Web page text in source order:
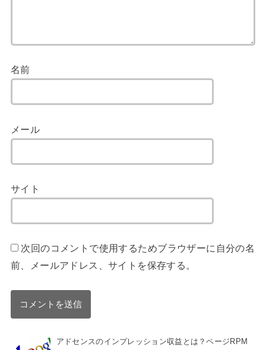
名前
メール
サイト
次回のコメントで使用するためブラウザーに自分の名
前、メールアドレス、サイトを保存する。
アドセンスのインプレッション収益とは？ページRPM